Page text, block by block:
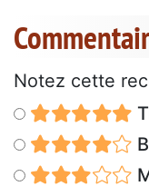
Notez cette